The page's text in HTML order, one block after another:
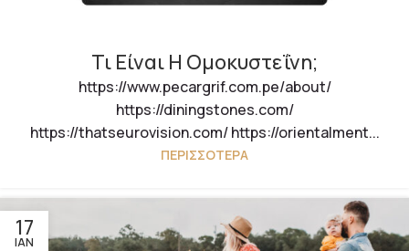
Τι Είναι Η Ομοκυστεΐνη;
https://www.pecargrif.com.pe/about/
https://diningstones.com/
https://thatseurovision.com/ https://orientalment...
ΠΕΡΙΣΣΌΤΕΡΑ
17
ΙΑΝ